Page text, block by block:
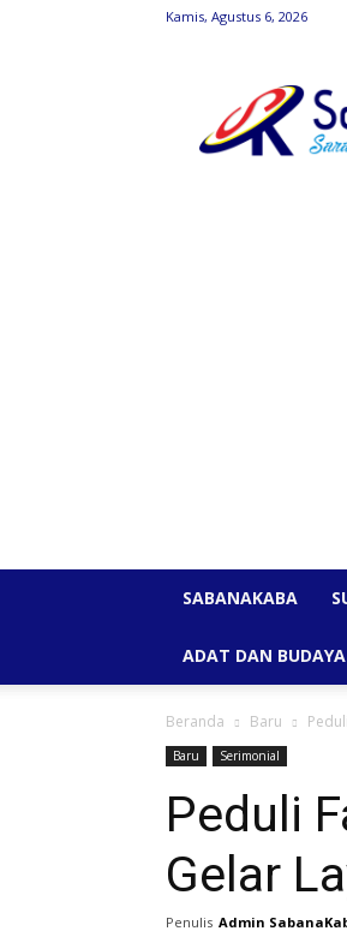
Kamis, Agustus 6, 2026
SABANAKABA
ADAT DAN BUDAYA
Beranda Baru
Baru Serimonial
Peduli
Gelar
Penulis Admin